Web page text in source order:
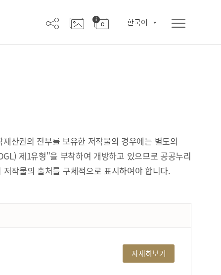
한국어
산권의 전부를 보유한 저작물의 경우에는 별도의
제1유형"을 부착하여 개방하고 있으므로 공공누리
작물의 출처를 구체적으로 표시하여야 합니다.
자세히보기